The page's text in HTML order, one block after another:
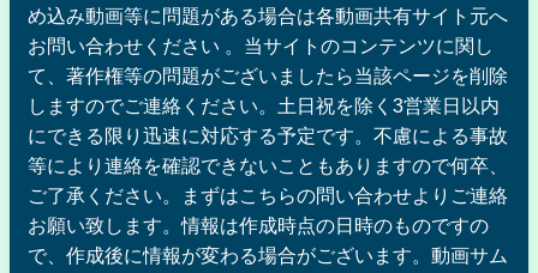
め込み動画等に問題がある場合は各動画共有サイト元へ
お問い合わせください 。当サイトのコンテンツに関し
て、著作権等の問題がございましたら当該ページを削除
しますのでご連絡ください。土日祝を除く3営業日以内
にできる限り迅速に対応する予定です。不慮による事故
等により連絡を確認できないこともありますので何卒、
ご了承ください。まずはこちらの問い合わせよりご連絡
お願い致します。情報は作成時点の日時のものですの
で、作成後に情報が変わる場合がございます。動画サム